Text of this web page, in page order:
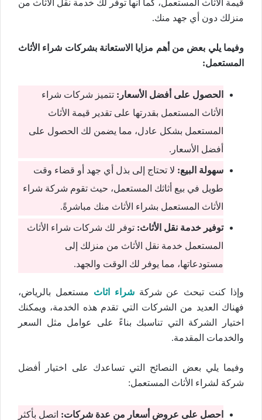
قيمة الأثاث المستعمل، كما أنها توفر لك خدمة نقل الأثاث من
منزلك دون أي جهد منك.
وفيما يلي بعض من أهم مزايا الاستعانة بشركات شراء الأثاث
المستعمل:
الحصول على أفضل الأسعار: تتميز شركات شراء
الأثاث المستعمل بقدرتها على تقدير قيمة الأثاث
المستعمل بشكل عادل، مما يضمن لك الحصول على
أفضل الأسعار.
سهولة البيع: لا تحتاج إلى بذل أي جهد أو قضاء وقت
طويل في بيع أثاثك المستعمل، حيث تقوم شركة شراء
الأثاث المستعمل بشراء الأثاث منك مباشرةً.
توفير خدمة نقل الأثاث: توفر لك شركات شراء الأثاث
المستعمل خدمة نقل الأثاث من منزلك إلى
مستودعاتها، مما يوفر لك الوقت والجهد.
وإذا كنت تبحث عن شركةشراء اثاث مستعمل بالرياض،
فهناك العديد من الشركات التي تقدم هذه الخدمة، ويمكنك
اختيار الشركة التي تناسبك بناءً على عوامل مثل السعر
والخدمات المقدمة.
وفيما يلي بعض النصائح التي تساعدك على اختيار أفضل
شركة لشراء الأثاث المستعمل:
احصل على عروض أسعار من عدة شركات: اتصل بأكثر